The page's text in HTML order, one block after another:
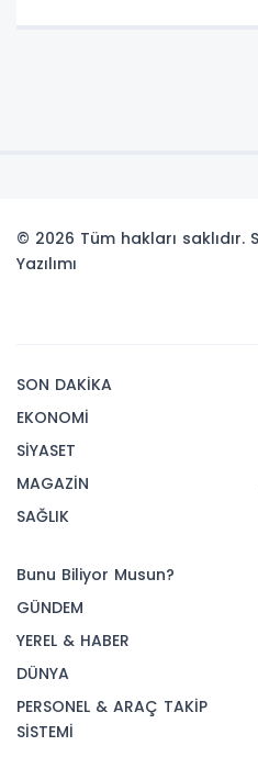
© 2026 Tüm hakları saklıdır.
Yazılımı
SON DAKİKA
EKONOMİ
SİYASET
MAGAZİN
SAĞLIK
Bunu Biliyor Musun?
GÜNDEM
YEREL & HABER
DÜNYA
PERSONEL & ARAÇ TAKİP
SİSTEMİ